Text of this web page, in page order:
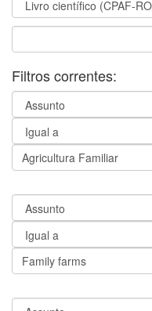
Filtros correntes: